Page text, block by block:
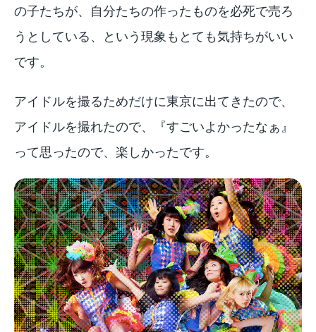
の子たちが、自分たちの作ったものを必死で売ろ
うとしている、という現象もとても気持ちがいい
です。
アイドルを撮るためだけに東京に出てきたので、
アイドルを撮れたので、『すごいよかったなぁ』
って思ったので、楽しかったです。